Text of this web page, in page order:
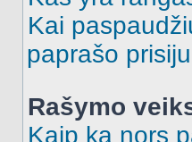
Kai
paprašo
Rašymo
Kaip ką nors